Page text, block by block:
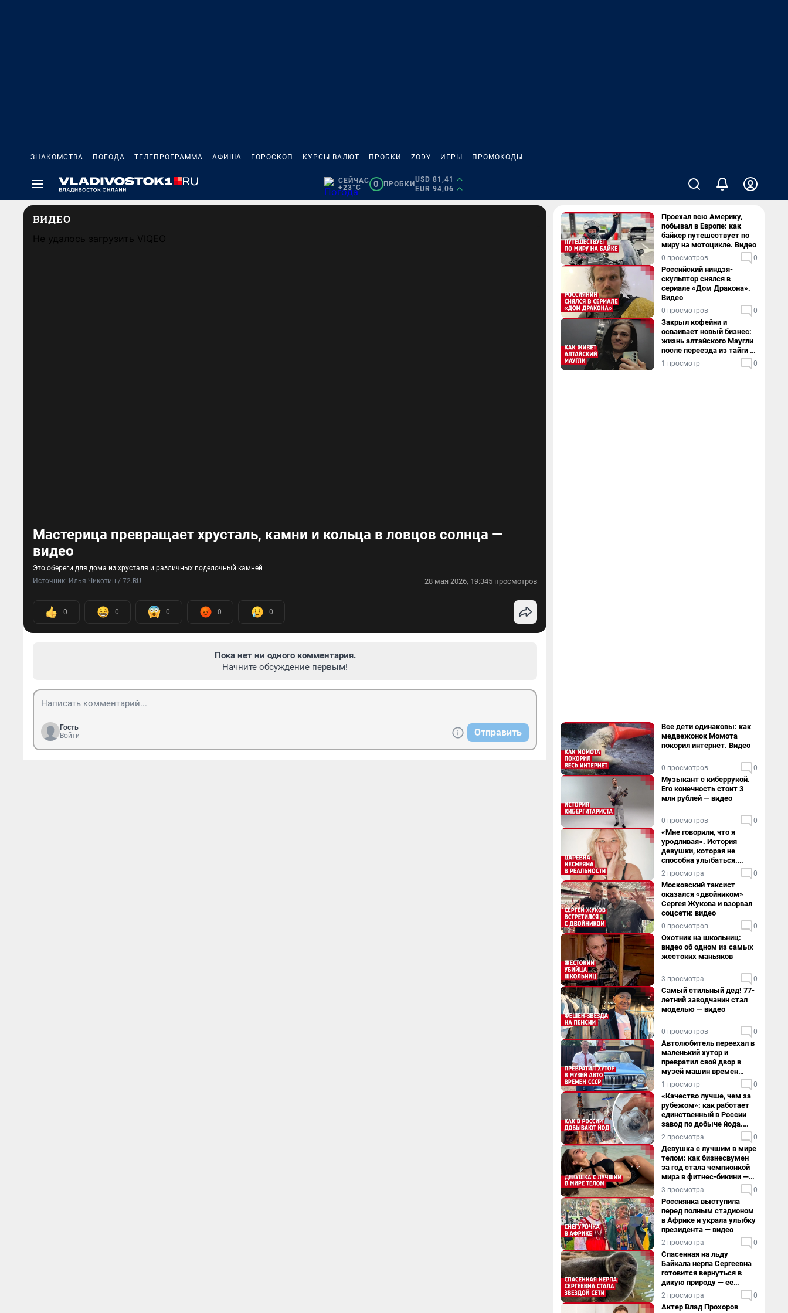
ЗНАКОМСТВА ПОГОДА ТЕЛЕПРОГРАММА АФИША ГОРОСКОП КУРСЫ ВАЛЮТ ПРОБКИ ZODY ИГРЫ ПРОМОКОДЫ
СЕЙЧАС
+23°C
0 ПРОБКИ
USD 81,41
EUR 94,06
ВИДЕО
Не удалось загрузить VIQEO
Мастерица превращает хрусталь, камни и кольца в ловцов солнца —
видео
Это обереги для дома из хрусталя и различных поделочный камней
Источник: Илья Чикотин / 72.RU 28 мая 2026, 19:345 просмотров
0 0 0 0 0
Пока нет ни одного комментария.
Начните обсуждение первым!
Гость
Войти
Отправить
Проехал всю Америку,
побывал в Европе: как
байкер путешествует по
миру на мотоцикле. Видео
0 просмотров 0
Российский ниндзя-
скульптор снялся в
сериале «Дом Дракона».
Видео
0 просмотров 0
Закрыл кофейни и
осваивает новый бизнес:
жизнь алтайского Маугли
после переезда из тайги в
столицу
1 просмотр 0
Все дети одинаковы: как
медвежонок Момота
покорил интернет. Видео
0 просмотров 0
Музыкант с киберрукой.
Его конечность стоит 3
млн рублей — видео
0 просмотров 0
«Мне говорили, что я
уродливая». История
девушки, которая не
способна улыбаться.
Видео
2 просмотра 0
Московский таксист
оказался «двойником»
Сергея Жукова и взорвал
соцсети: видео
0 просмотров 0
Охотник на школьниц:
видео об одном из самых
жестоких маньяков
3 просмотра 0
Самый стильный дед! 77-
летний заводчанин стал
моделью — видео
0 просмотров 0
Автолюбитель переехал в
маленький хутор и
превратил свой двор в
музей машин времен
СССР. Видео
1 просмотр 0
«Качество лучше, чем за
рубежом»: как работает
единственный в России
завод по добыче йода.
Видео
2 просмотра 0
Девушка с лучшим в мире
телом: как бизнесвумен
за год стала чемпионкой
мира в фитнес-бикини —
видео
3 просмотра 0
Россиянка выступила
перед полным стадионом
в Африке и украла улыбку
президента — видео
2 просмотра 0
Спасенная на льду
Байкала нерпа Сергеевна
готовится вернуться в
дикую природу — ее
видеоистория
2 просмотра 0
Актер Влад Прохоров